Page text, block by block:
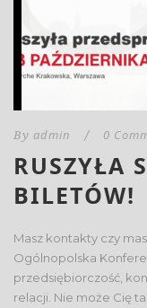
By admin / 0
RUSZYŁA
BILETÓW!
Masz kontakty czy
Ogólnopolska
przedsiębiorczość,
relacji. Nie może Cię